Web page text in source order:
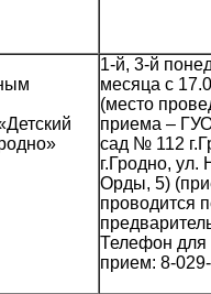
1-й, 3-й
месяца с
(место
приема –
сад № 112
г.Гродно, ул.
Орды, 5)
проводится
Телефон для
прием: 8-